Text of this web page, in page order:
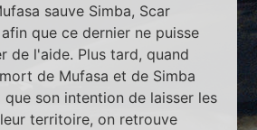
sauve Simba, Scar
que ce dernier ne puisse
de l'aide. Plus tard, quand
de Mufasa et de Simba
que son intention de laisser les
territoire, on retrouve